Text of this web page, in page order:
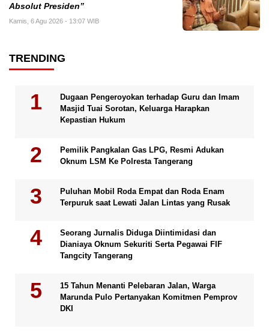
Absolut Presiden”
Kamis, 6 Agu 2026 - 13:07 WIB
TRENDING
Dugaan Pengeroyokan terhadap Guru dan Imam
Masjid Tuai Sorotan, Keluarga Harapkan
Kepastian Hukum
Pemilik Pangkalan Gas LPG, Resmi Adukan
Oknum LSM Ke Polresta Tangerang
Puluhan Mobil Roda Empat dan Roda Enam
Terpuruk saat Lewati Jalan Lintas yang Rusak
Seorang Jurnalis Diduga Diintimidasi dan
Dianiaya Oknum Sekuriti Serta Pegawai FIF
Tangcity Tangerang
15 Tahun Menanti Pelebaran Jalan, Warga
Marunda Pulo Pertanyakan Komitmen Pemprov
DKI